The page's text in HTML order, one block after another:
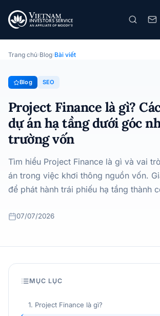
SEO · 07/07/2026
Trang chủ›Blog›Bài viết
Blog SEO
Project Finance là gì?
dự án hạ tầng dưới góc
trường vốn
Tìm hiểu Project Finance là gì và vai
án trong việc khơi thông nguồn vốn.
để phát hành trái phiếu hạ tầng thành
07/07/2026
MỤC LỤC
1. Project Finance là gì?